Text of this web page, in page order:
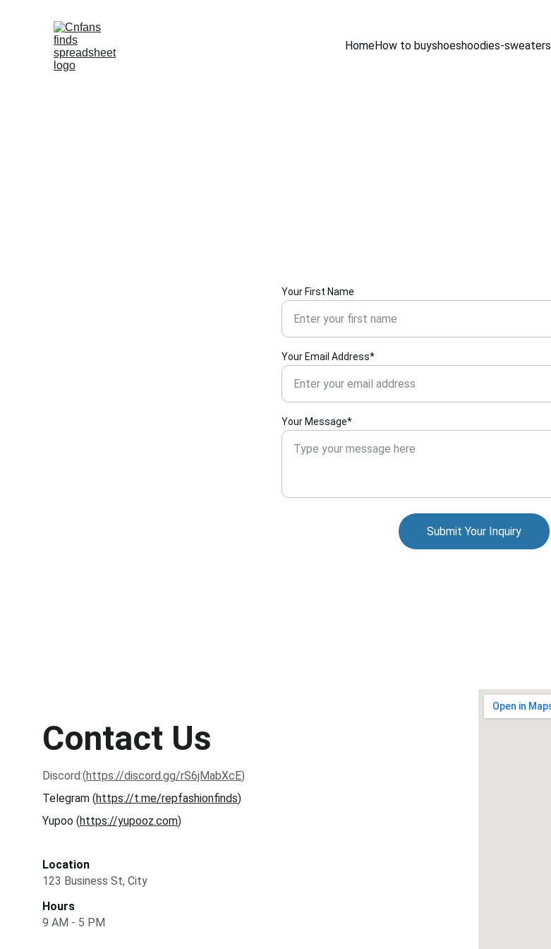
HomeHow to buyshoeshoodies-sweaters
Your First Name
Your Email Address*
Your Message*
Submit Your Inquiry
Contact Us
Discord:(https://discord.gg/rS6jMabXcE)
Telegram (https://t.me/repfashionfinds)
Yupoo (https://yupooz.com)
Location
123 Business St, City
Hours
9 AM - 5 PM